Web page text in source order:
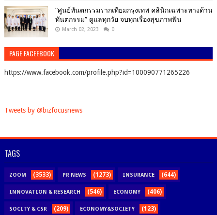
“ศูนย์ทันตกรรมรากเทียมกรุงเทพ คลินิกเฉพาะทางด้าน
ทันตกรรม” ดูแลทุกวัย จบทุกเรื่องสุขภาพฟัน
March 02, 2023 0
PAGE FACEEBOOK
https://www.facebook.com/profile.php?id=100090771265226
Tweets by @bizfocusnews
TAGS
ZOOM (3533) PR NEWS (1273) INSURANCE (644)
INNOVATION & RESEARCH (546) ECONOMY (406)
SOCITY & CSR (209) ECONOMY&SOCIETY (123)